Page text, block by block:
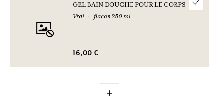
GEL BAIN DOUCHE POUR LE CORPS
Vrai
flacon 250 ml
16,00 €
+